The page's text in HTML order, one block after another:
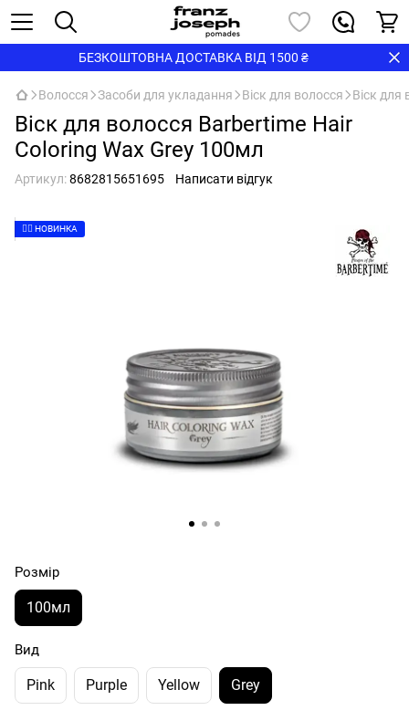
БЕЗКОШТОВНА ДОСТАВКА ВІД 1500 ₴
Волосся Засоби для укладання Віск для волосся Віск для
Віск для волосся Barbertime Hair
Coloring Wax Grey 100мл
Артикул:8682815651695 Написати відгук
👉🏻 НОВИНКА
Розмір
100мл
Вид
Pink Purple Yellow Grey